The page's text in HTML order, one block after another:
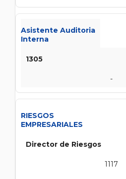
Asistente Auditoria
Interna
1305
-
RIESGOS
EMPRESARIALES
Director de Riesgos
1117